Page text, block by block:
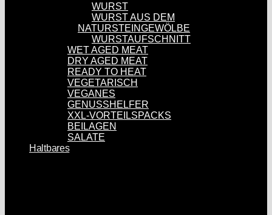
WURST
WURST AUS DEM
NATURSTEINGEWÖLBE
WURSTAUFSCHNITT
WET AGED MEAT
DRY AGED MEAT
READY TO HEAT
VEGETARISCH
VEGANES
GENUSSHELFER
XXL-VORTEILSPACKS
BEILAGEN
SALATE
Haltbares